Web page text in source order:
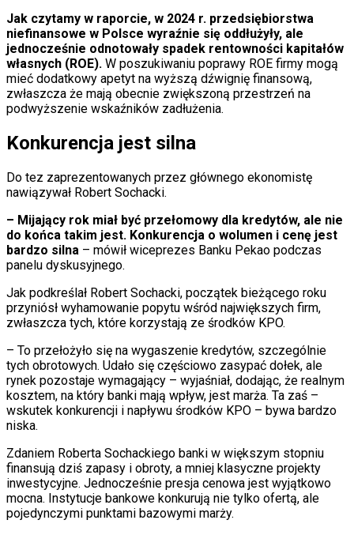
Jak czytamy w raporcie, w 2024 r. przedsiębiorstwa
niefinansowe w Polsce wyraźnie się oddłużyły, ale
jednocześnie odnotowały spadek rentowności kapitałów
własnych (ROE). W poszukiwaniu poprawy ROE firmy mogą
mieć dodatkowy apetyt na wyższą dźwignię finansową,
zwłaszcza że mają obecnie zwiększoną przestrzeń na
podwyższenie wskaźników zadłużenia.
Konkurencja jest silna
Do tez zaprezentowanych przez głównego ekonomistę
nawiązywał Robert Sochacki.
– Mijający rok miał być przełomowy dla kredytów, ale nie
do końca takim jest. Konkurencja o wolumen i cenę jest
bardzo silna – mówił wiceprezes Banku Pekao podczas
panelu dyskusyjnego.
Jak podkreślał Robert Sochacki, początek bieżącego roku
przyniósł wyhamowanie popytu wśród największych firm,
zwłaszcza tych, które korzystają ze środków KPO.
– To przełożyło się na wygaszenie kredytów, szczególnie
tych obrotowych. Udało się częściowo zasypać dołek, ale
rynek pozostaje wymagający – wyjaśniał, dodając, że realnym
kosztem, na który banki mają wpływ, jest marża. Ta zaś –
wskutek konkurencji i napływu środków KPO – bywa bardzo
niska.
Zdaniem Roberta Sochackiego banki w większym stopniu
finansują dziś zapasy i obroty, a mniej klasyczne projekty
inwestycyjne. Jednocześnie presja cenowa jest wyjątkowo
mocna. Instytucje bankowe konkurują nie tylko ofertą, ale
pojedynczymi punktami bazowymi marży.